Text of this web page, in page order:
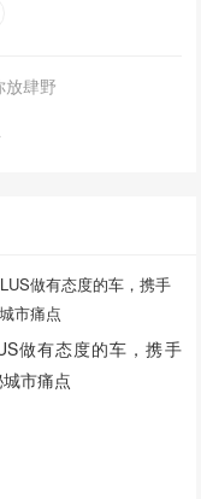
放肆野
做有态度的车，携手
市痛点